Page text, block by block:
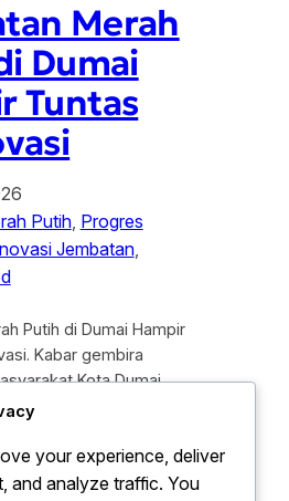
Merah
Dumai
Tuntas
Putih, Progres
Jembatan
Putih di Dumai Hampir
Kabar gembira
Kota Dumai,
pengguna jalan yang
perbaikan
di kota ini
your experience, deliver
and analyze traffic. You